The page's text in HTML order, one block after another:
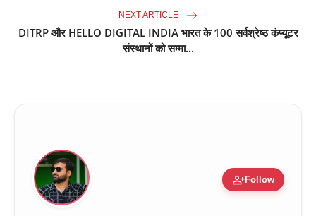
NEXT ARTICLE
DITRP और HELLO DIGITAL INDIA भारत के 100 सर्वश्रेष्ठ कंप्यूटर
संस्थानों को सम्मा...
person_addFollow